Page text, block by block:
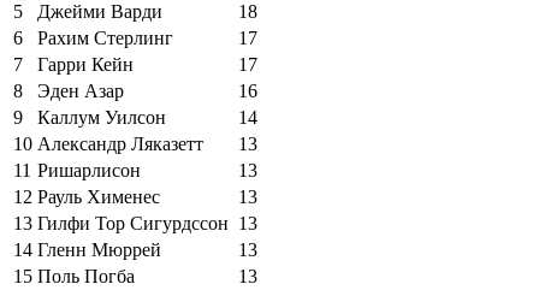
5
Джейми Варди
18
6
Рахим Стерлинг
17
7
Гарри Кейн
17
8
Эден Азар
16
9
Каллум Уилсон
14
10 Александр Ляказетт
13
11 Ришарлисон
13
12 Рауль Хименес
13
13 Гилфи Тор Сигурдссон 13
14 Гленн Мюррей
13
15 Поль Погба 13